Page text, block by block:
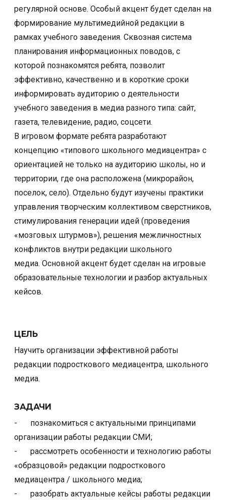
регулярной основе. Особый акцент будет сделан на
формирование мультимедийной редакции в
рамках учебного заведения. Сквозная система
планирования информационных поводов, с
которой познакомятся ребята, позволит
эффективно, качественно и в короткие сроки
информировать аудиторию о деятельности
учебного заведения в медиа разного типа: сайт,
газета, телевидение, радио, соцсети.
В игровом формате ребята разработают
концепцию «типового школьного медиацентра» с
ориентацией не только на аудиторию школы, но и
территории, где она расположена (микрорайон,
поселок, село). Отдельно будут изучены практики
управления творческим коллективом сверстников,
стимулирования генерации идей (проведения
«мозговых штурмов»), решения межличностных
конфликтов внутри редакции школьного
медиа. Основной акцент будет сделан на игровые
образовательные технологии и разбор актуальных
кейсов.
ЦЕЛЬ
Научить организации эффективной работы
редакции подросткового медиацентра, школьного
медиа.
ЗАДАЧИ
​-
познакомиться с актуальными принципами
организации работы редакции СМИ;
-
рассмотреть особенности и технологию работы
«образцовой» редакции подросткового
медиацентра / школьного медиа;
-
разобрать актуальные кейсы работы редакции